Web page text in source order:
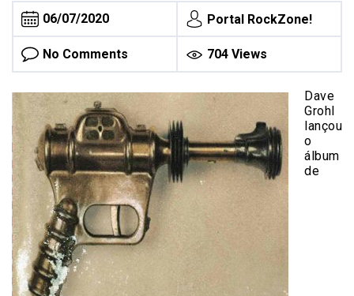
06/07/2020 Portal RockZone!
No Comments 704 Views
Dave
Grohl
lançou
o
álbum
de